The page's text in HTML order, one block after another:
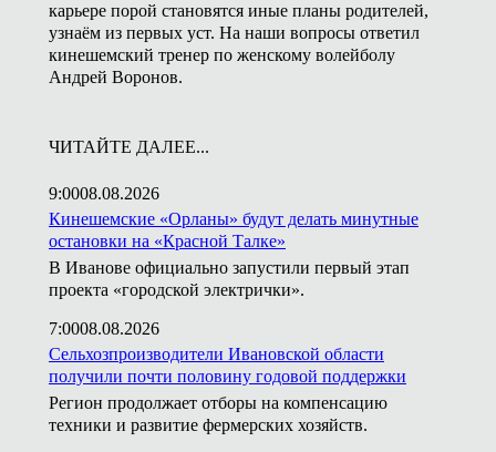
карьере порой становятся иные планы родителей,
узнаём из первых уст. На наши вопросы ответил
кинешемский тренер по женскому волейболу
Андрей Воронов.
ЧИТАЙТЕ ДАЛЕЕ...
9:0008.08.2026
Кинешемские «Орланы» будут делать минутные
остановки на «Красной Талке»
В Иванове официально запустили первый этап
проекта «городской электрички».
7:0008.08.2026
Сельхозпроизводители Ивановской области
получили почти половину годовой поддержки
Регион продолжает отборы на компенсацию
техники и развитие фермерских хозяйств.